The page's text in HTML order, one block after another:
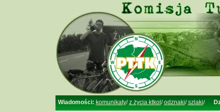
Wiadomości: komunikaty/z życia ktkol /odznaki/szlaki/